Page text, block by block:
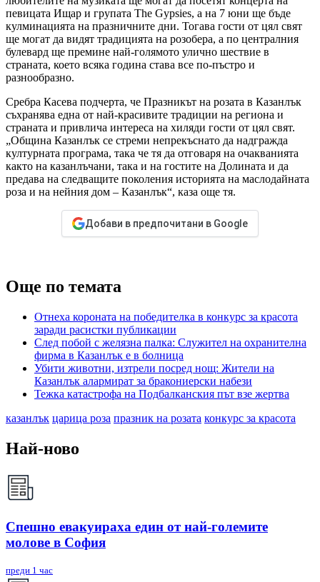
певицата Ищар и групата The Gypsies, а на 7 юни ще бъде
кулминацията на празничните дни. Тогава гости от цял свят
ще могат да видят традицията на розобера, а по централния
булевард ще премине най-голямото улично шествие в
страната, което всяка година става все по-пъстро и
разнообразно.
Сребра Касева подчерта, че Празникът на розата в Казанлък
съхранява една от най-красивите традиции на региона и
страната и привлича интереса на хиляди гости от цял свят.
„Община Казанлък се стреми непрекъснато да надгражда
културната програма, така че тя да отговаря на очакванията
както на казанлъчани, така и на гостите на Долината и да
предава на следващите поколения историята на маслодайната
роза и на нейния дом – Казанлък“, каза още тя.
Добави в предпочитани в Google
Още по темата
Отнеха короната на победителка в конкурс за красота
заради расистки публикации
След побой с желязна палка: Служител на охранителна
фирма в Казанлък е в болница
Убити животни, изтрели посред нощ: Жители на
Казанлък алармират за бракониерски набези
Тежка катастрофа на Подбалканския път взе жертва
казанлък царица роза празник на розата конкурс за красота
Най-ново
Спешно евакуираха един от най-големите
молове в София
преди 1 час